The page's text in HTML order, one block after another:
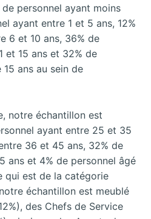
personnel ayant moins
ayant entre 1 et 5 ans, 12%
6 et 10 ans, 36% de
et 15 ans et 32% de
ans au sein de
notre échantillon est
ayant entre 25 et 35
36 et 45 ans, 32% de
ans et 4% de personnel âgé
qui est de la catégorie
échantillon est meublé
des Chefs de Service